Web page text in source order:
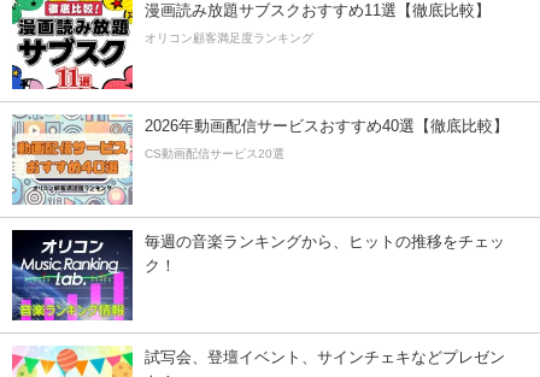
漫画読み放題サブスクおすすめ11選【徹底比較】
オリコン顧客満足度ランキング
2026年動画配信サービスおすすめ40選【徹底比較】
CS動画配信サービス20選
毎週の音楽ランキングから、ヒットの推移をチェッ
ク！
試写会、登壇イベント、サインチェキなどプレゼン